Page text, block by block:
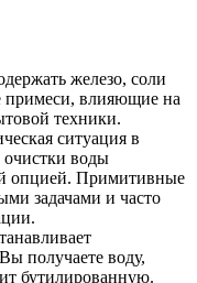
железо, соли
примеси, влияющие на
техники.
ситуация в
очистки воды
опцией. Примитивные
задачами и часто
получаете воду,
бутилированную.